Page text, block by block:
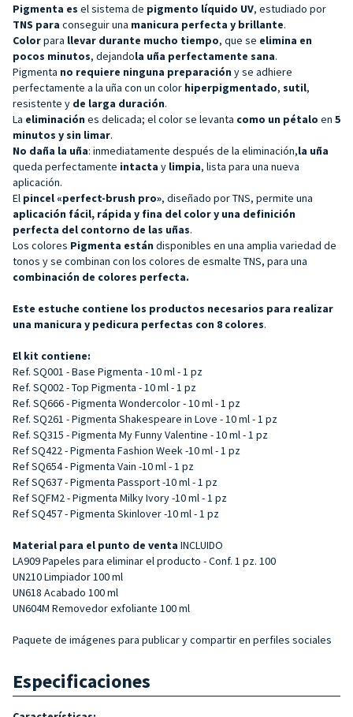
Pigmenta es el sistema de pigmento líquido UV, estudiado por
TNS para conseguir una manicura perfecta y brillante.
Colorpara llevar durante mucho tiempo, que se elimina en
pocos minutos, dejandola uña perfectamente sana.
Pigmenta no requiere ninguna preparación y se adhiere
perfectamente a la uña con un color hiperpigmentado, sutil,
resistente y de larga duración.
La eliminación es delicada; el color se levanta como un pétalo en 5
minutos y sin limar.
No daña la uña: inmediatamente después de la eliminación,la uña
queda perfectamente intacta y limpia, lista para una nueva
aplicación.
El pincel «perfect-brush pro», diseñado por TNS, permite una
aplicación fácil, rápida y fina del color y una definición
perfecta del contorno de las uñas.
Los colores Pigmenta están disponibles en una amplia variedad de
tonos y se combinan con los colores de esmalte TNS, para una
combinación de colores perfecta.
Este estuche contiene los productos necesarios para realizar
una manicura y pedicura perfectas con 8 colores.
El kit contiene:
Ref. SQ001 - Base Pigmenta - 10 ml - 1 pz
Ref. SQ002 - Top Pigmenta - 10 ml - 1 pz
Ref. SQ666 - Pigmenta Wondercolor - 10 ml - 1 pz
Ref. SQ261 - Pigmenta Shakespeare in Love - 10 ml - 1 pz
Ref. SQ315 - Pigmenta My Funny Valentine - 10 ml - 1 pz
Ref SQ422 - Pigmenta Fashion Week -10 ml - 1 pz
Ref SQ654 - Pigmenta Vain -10 ml - 1 pz
Ref SQ637 - Pigmenta Passport -10 ml - 1 pz
Ref SQFM2 - Pigmenta Milky Ivory -10 ml - 1 pz
Ref SQ457 - Pigmenta Skinlover -10 ml - 1 pz
Material para el punto de venta INCLUIDO
LA909 Papeles para eliminar el producto - Conf. 1 pz. 100
UN210 Limpiador 100 ml
UN618 Acabado 100 ml
UN604M Removedor exfoliante 100 ml
Paquete de imágenes para publicar y compartir en perfiles sociales
Especificaciones